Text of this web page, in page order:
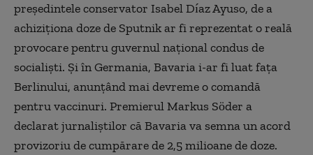
președintele conservator Isabel Díaz Ayuso, de a
achiziționa doze de Sputnik ar fi reprezentat o reală
provocare pentru guvernul național condus de
socialiști. Și în Germania, Bavaria i-ar fi luat fața
Berlinului, anunțând mai devreme o comandă
pentru vaccinuri. Premierul Markus Söder a
declarat jurnaliștilor că Bavaria va semna un acord
provizoriu de cumpărare de 2,5 milioane de doze.